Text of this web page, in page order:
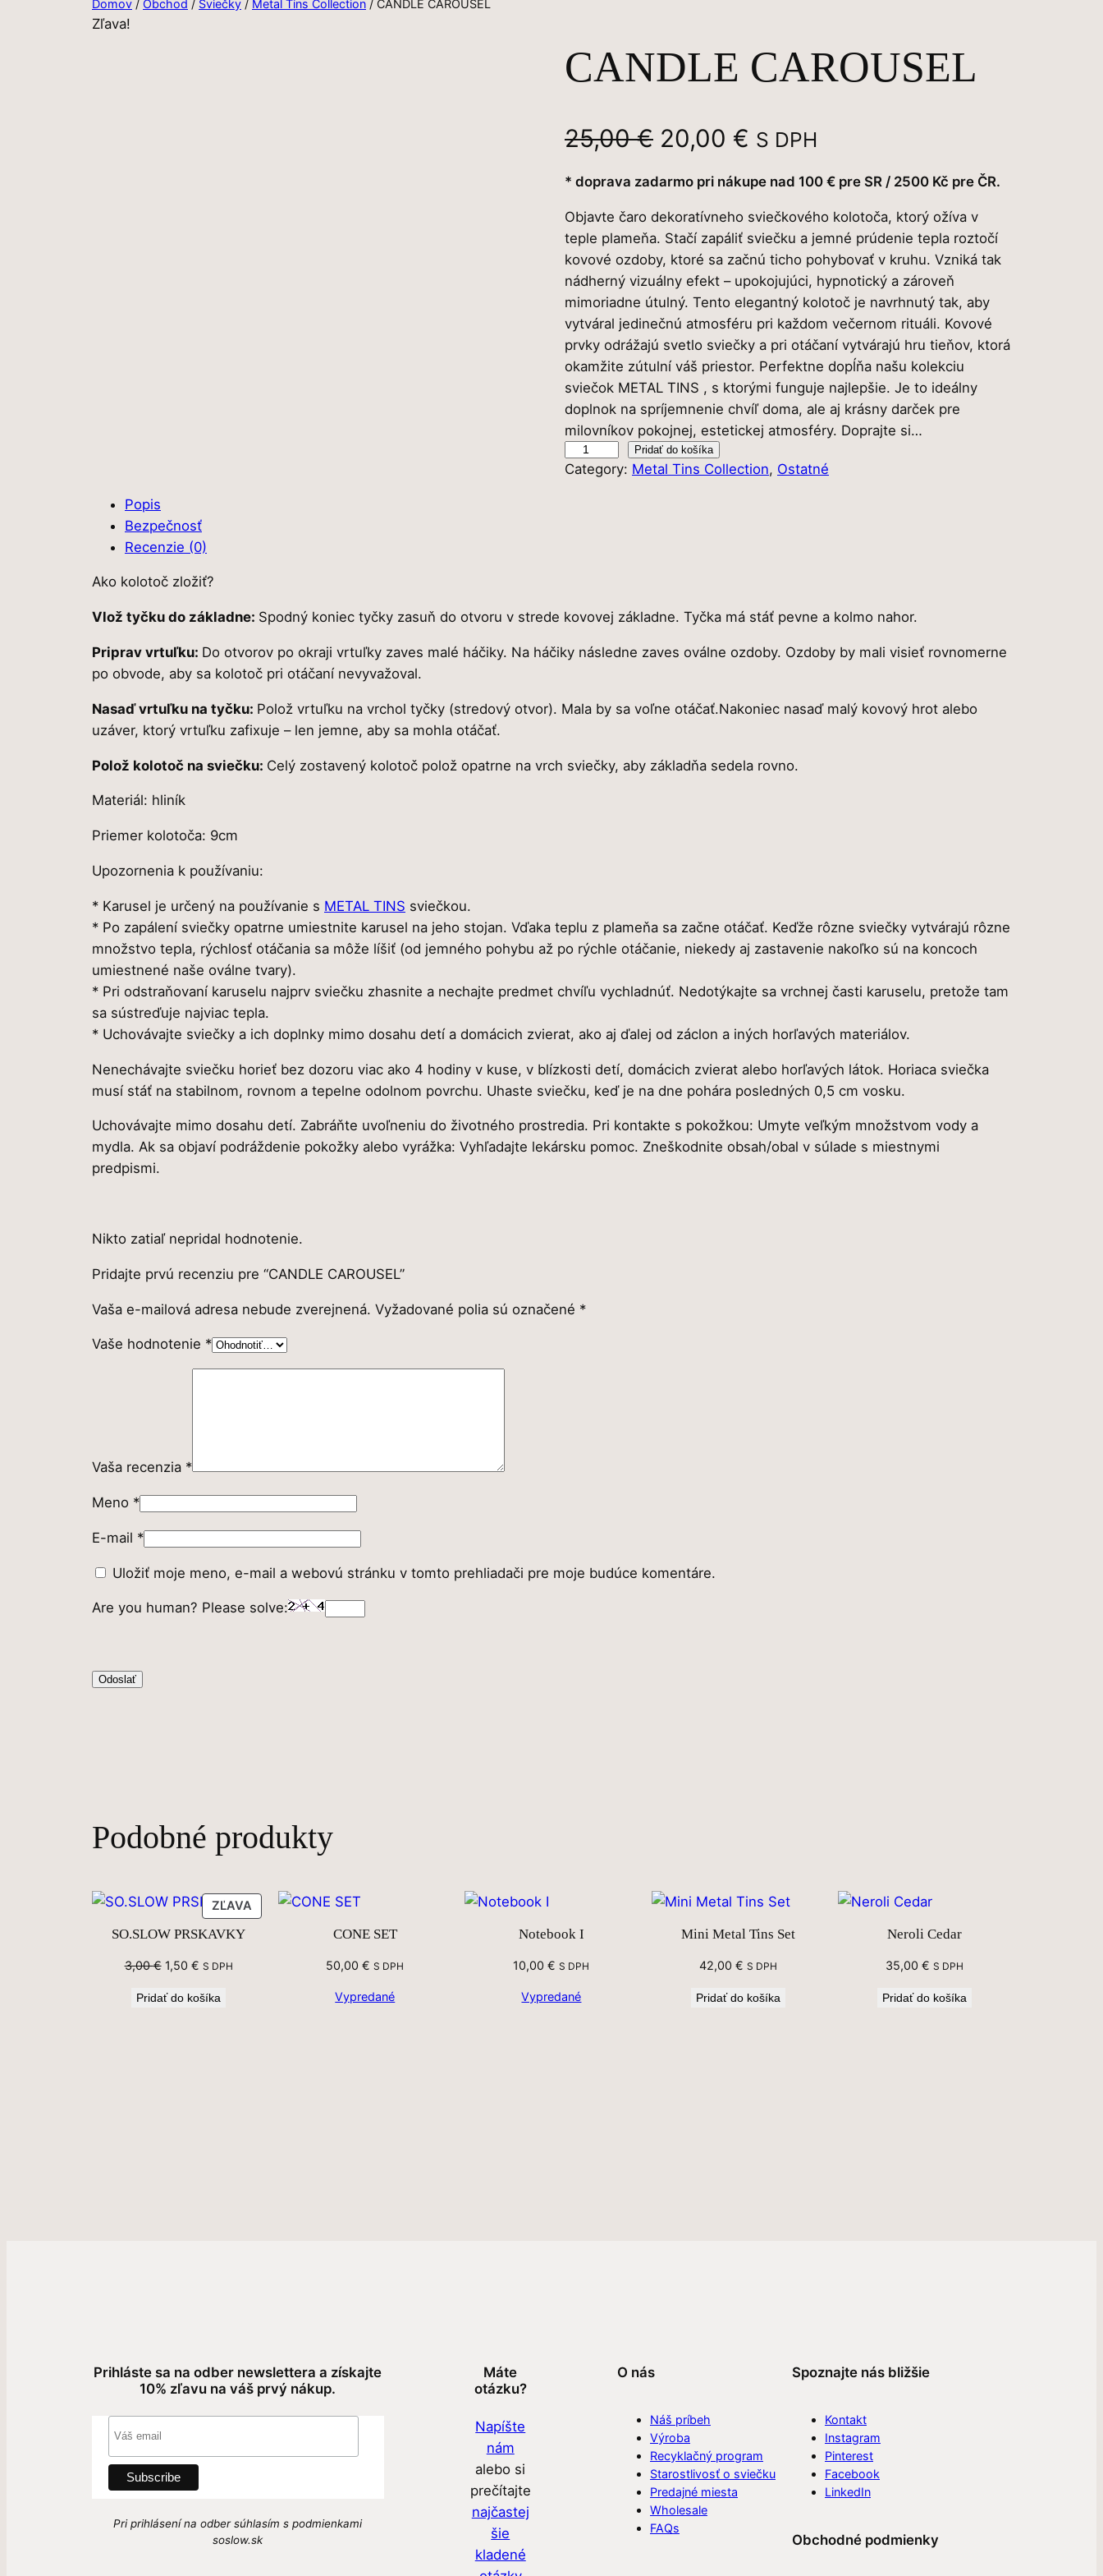
Domov / Obchod / Sviečky / Metal Tins Collection / CANDLE CAROUSEL
Zľava!
CANDLE CAROUSEL
25,00€ P
ô
v
o
d
n
á
c
e
n
l
a
5
€
.
20,00 € A
k
t
u
á
l
n
a
c
e
e
:
,
€
.
S DPH
* doprava zadarmo pri nákupe nad 100 € pre SR / 2500 Kč pre ČR.
Objavte čaro dekoratívneho sviečkového kolotoča, ktorý ožíva v
teple plameňa. Stačí zapáliť sviečku a jemné prúdenie tepla roztočí
kovové ozdoby, ktoré sa začnú ticho pohybovať v kruhu. Vzniká tak
nádherný vizuálny efekt – upokojujúci, hypnotický a zároveň
mimoriadne útulný. Tento elegantný kolotoč je navrhnutý tak, aby
vytváral jedinečnú atmosféru pri každom večernom rituáli. Kovové
prvky odrážajú svetlo sviečky a pri otáčaní vytvárajú hru tieňov, ktorá
okamžite zútulní váš priestor. Perfektne dopĺňa našu kolekciu
sviečok METAL TINS , s ktorými funguje najlepšie. Je to ideálny
doplnok na spríjemnenie chvíľ doma, ale aj krásny darček pre
milovníkov pokojnej, estetickej atmosféry. Doprajte si…
n
C
N
L
A
Pridať do košíka
Category: Metal Tins Collection, Ostatné
Popis
Bezpečnosť
Recenzie (0)
Ako kolotoč zložiť?
Vlož tyčku do základne: Spodný koniec tyčky zasuň do otvoru v strede kovovej základne. Tyčka má stáť pevne a kolmo nahor.
Priprav vrtuľku: Do otvorov po okraji vrtuľky zaves malé háčiky. Na háčiky následne zaves oválne ozdoby. Ozdoby by mali visieť rovnomerne
po obvode, aby sa kolotoč pri otáčaní nevyvažoval.
Nasaď vrtuľku na tyčku: Polož vrtuľku na vrchol tyčky (stredový otvor). Mala by sa voľne otáčať.Nakoniec nasaď malý kovový hrot alebo
uzáver, ktorý vrtuľku zafixuje – len jemne, aby sa mohla otáčať.
Polož kolotoč na sviečku: Celý zostavený kolotoč polož opatrne na vrch sviečky, aby základňa sedela rovno.
Materiál: hliník
Priemer kolotoča: 9cm
Upozornenia k používaniu:
* Karusel je určený na používanie s METAL TINS sviečkou.
* Po zapálení sviečky opatrne umiestnite karusel na jeho stojan. Vďaka teplu z plameňa sa začne otáčať. Keďže rôzne sviečky vytvárajú rôzne
množstvo tepla, rýchlosť otáčania sa môže líšiť (od jemného pohybu až po rýchle otáčanie, niekedy aj zastavenie nakoľko sú na koncoch
umiestnené naše oválne tvary).
* Pri odstraňovaní karuselu najprv sviečku zhasnite a nechajte predmet chvíľu vychladnúť. Nedotýkajte sa vrchnej časti karuselu, pretože tam
sa sústreďuje najviac tepla.
* Uchovávajte sviečky a ich doplnky mimo dosahu detí a domácich zvierat, ako aj ďalej od záclon a iných horľavých materiálov.
Nenechávajte sviečku horieť bez dozoru viac ako 4 hodiny v kuse, v blízkosti detí, domácich zvierat alebo horľavých látok. Horiaca sviečka
musí stáť na stabilnom, rovnom a tepelne odolnom povrchu. Uhaste sviečku, keď je na dne pohára posledných 0,5 cm vosku.
Uchovávajte mimo dosahu detí. Zabráňte uvoľneniu do životného prostredia. Pri kontakte s pokožkou: Umyte veľkým množstvom vody a
mydla. Ak sa objaví podráždenie pokožky alebo vyrážka: Vyhľadajte lekársku pomoc. Zneškodnite obsah/obal v súlade s miestnymi
predpismi.
Nikto zatiaľ nepridal hodnotenie.
Pridajte prvú recenziu pre “CANDLE CAROUSEL”
Vaša e-mailová adresa nebude zverejnená. Vyžadované polia sú označené *
Vaše hodnotenie *
Vaša recenzia *
Meno *
E-mail *
Uložiť moje meno, e-mail a webovú stránku v tomto prehliadači pre moje budúce komentáre.
Are you human? Please solve:
Podobné produkty
ZĽAVA ZĽAVNENÝ
PRODUKT
SO.SLOW PRSKAVKY
3,00€ Pôvodná
bola:
1,50 €Aktuálna
je:
S DPH
Pridať do košíka
CONE SET
50,00€ S DPH
Vypredané
Notebook I
10,00€ S DPH
Vypredané
Mini Metal Tins Set
42,00 € S DPH
Pridať do košíka
Neroli Cedar
35,00 € S DPH
Pridať do košíka
Prihláste sa na odber newslettera a získajte
10% zľavu na váš prvý nákup.
Pri prihlásení na odber súhlasím s podmienkami
soslow.sk
Máte
otázku?
Napíšte
nám
alebo si
prečítajte
najčastej
šie
kladené
O nás
Náš príbeh
Výroba
Recyklačný program
Starostlivosť o sviečku
Predajné miesta
Wholesale
FAQs
Spoznajte nás bližšie
Kontakt
Instagram
Pinterest
Facebook
LinkedIn
Obchodné podmienky